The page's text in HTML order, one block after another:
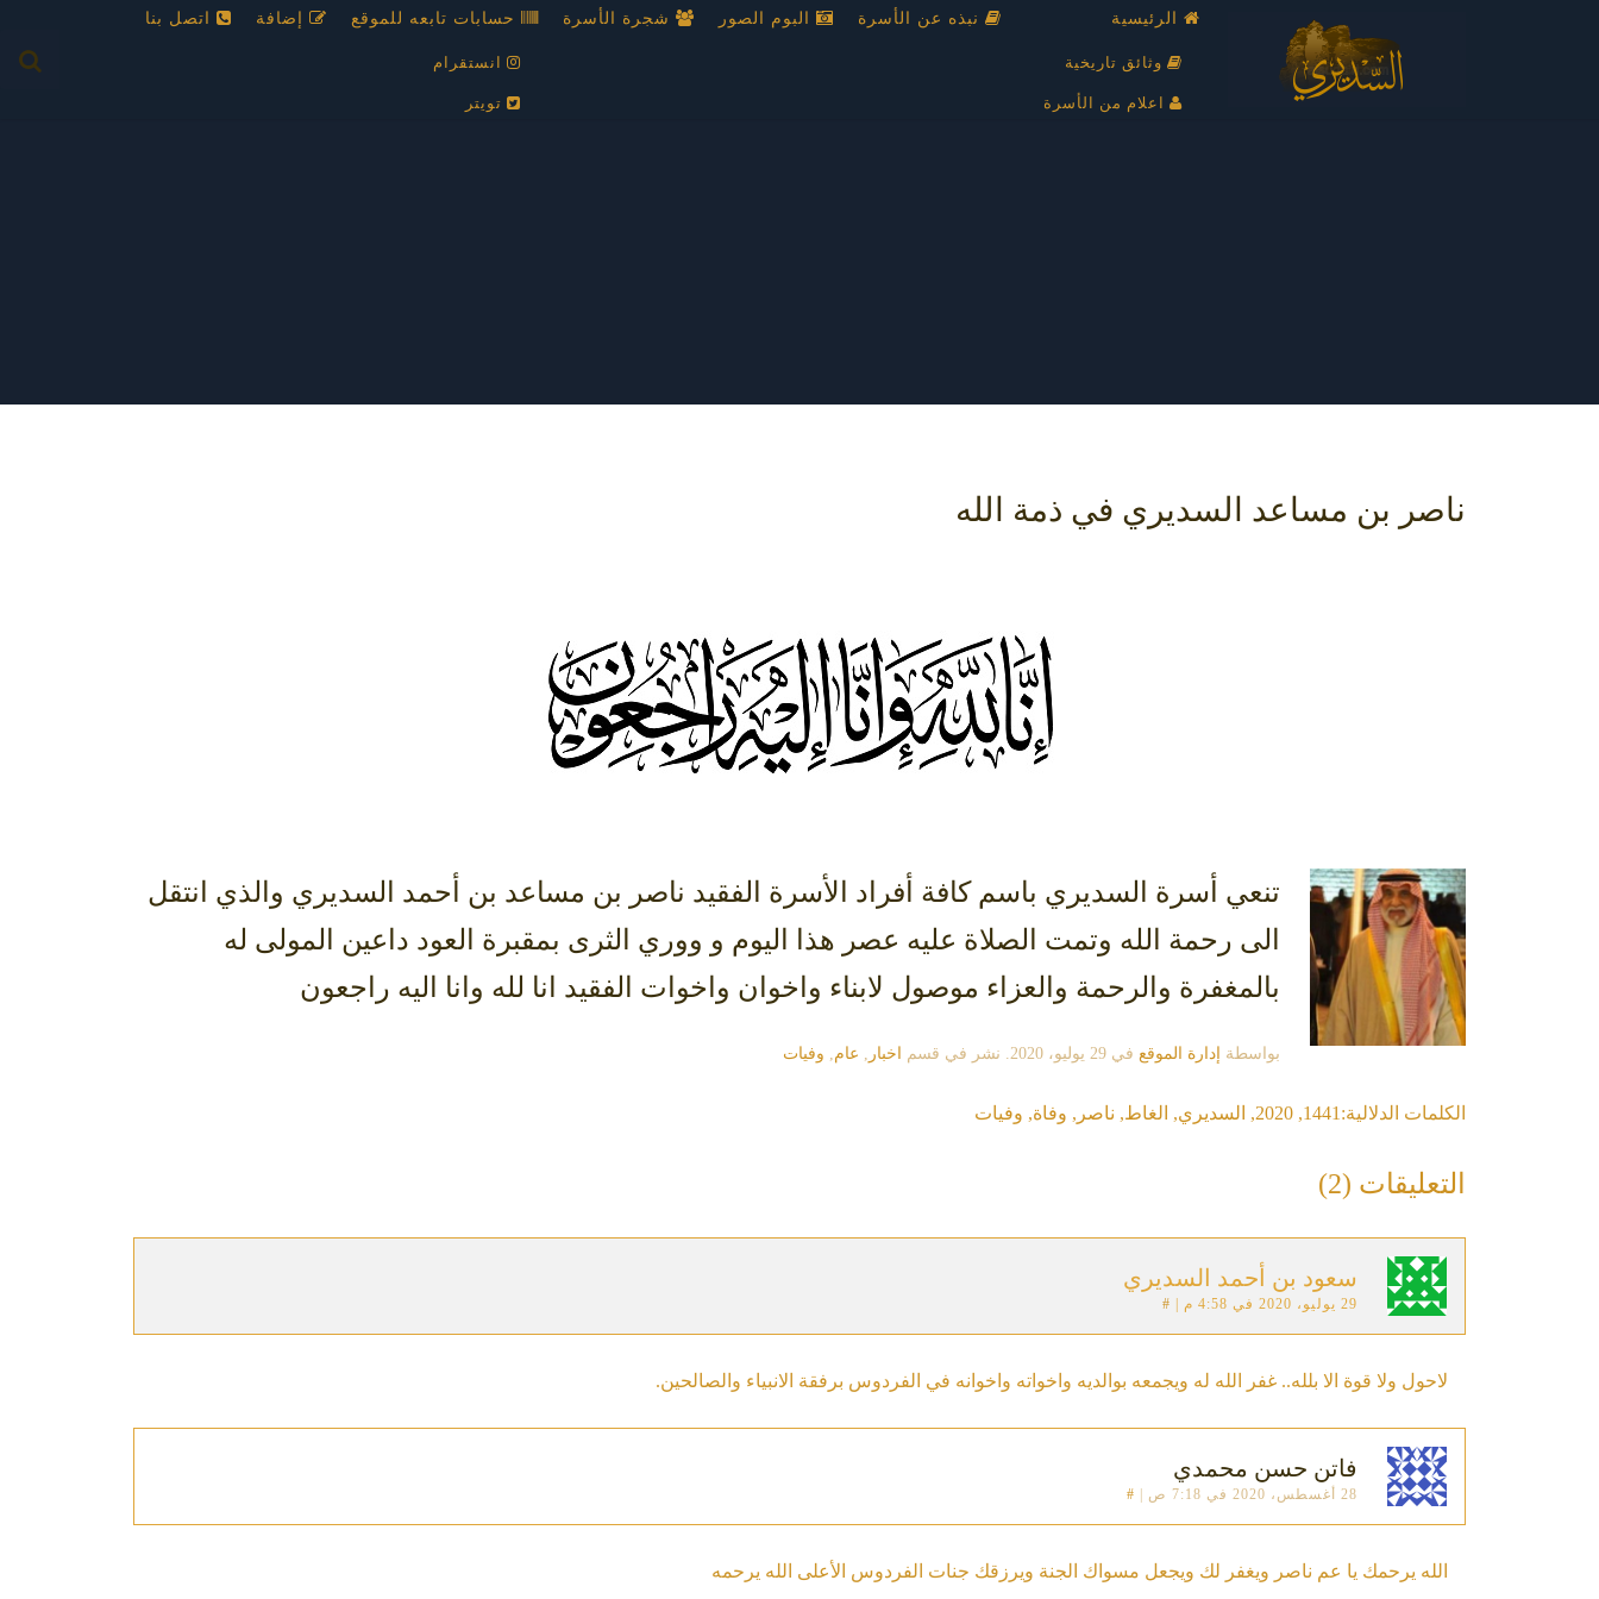
الرئيسية
وثائق تاريخية
اعلام من الأسرة
نبذه عن الأسرة البوم الصور شجرة الأسرة حسابات تابعه للموقع
انستقرام
تويتر
إضافة اتصل بنا
ناصر بن مساعد السديري في ذمة الله
تنعي أسرة السديري باسم كافة أفراد الأسرة الفقيد ناصر بن مساعد بن أحمد ‎السديري والذي انتقل
الى رحمة الله وتمت الصلاة عليه عصر هذا اليوم و ووري الثرى بمقبرة العود داعين المولى له
بالمغفرة والرحمة والعزاء موصول لابناء واخوان واخوات الفقيد انا لله وانا اليه راجعون
بواسطة إدارة الموقع في 29 يوليو، 2020 . نشر في قسم اخبار , عام, وفيات
الكلمات الدلالية: 1441
,
2020
, السديري, الغاط, ناصر , وفاة, وفيات
التعليقات (2)
سعود بن أحمد السديري
29 يوليو، 2020 في 4:58 م #
لاحول ولا قوة الا بلله.. غفر الله له ويجمعه بوالديه واخواته واخوانه في الفردوس برفقة الانبياء والصالحين.
فاتن حسن محمدي
28 أغسطس، 2020 في 7:18 ص #
‏الله يرحمك يا عم ناصر ويغفر لك ويجعل مسواك الجنة ويرزقك جنات الفردوس الأعلى الله يرحمه